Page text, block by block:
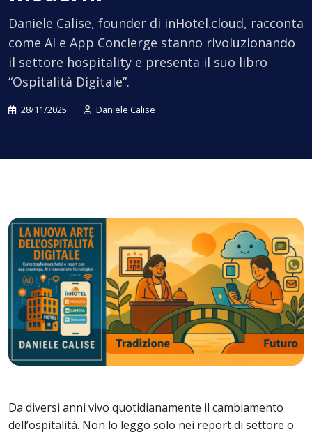
Daniele Calise, founder di inHotel.cloud, racconta
come AI e App Concierge stanno rivoluzionando
il settore hospitality e presenta il suo libro
“Ospitalità Digitale”.
28/11/2025 Daniele Calise
Da diversi anni vivo quotidianamente il cambiamento
dell’ospitalità. Non lo leggo solo nei report di settore o